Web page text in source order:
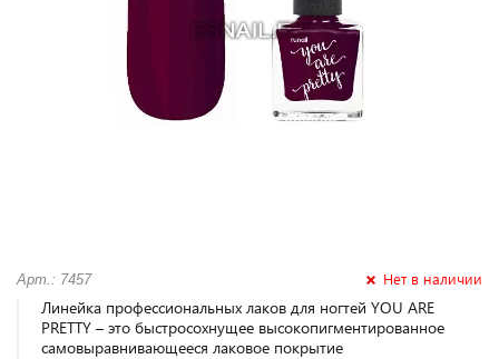
Арт.: 7457 Нет в наличии
Линейка профессиональных лаков для ногтей YOU ARE
PRETTY – это быстросохнущее высокопигментированное
самовыравнивающееся лаковое покрытие